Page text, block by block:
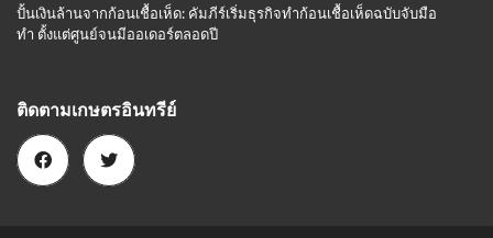
ปั้นเงินล้านจากก้อนเชื้อเห็ด: คัมภีร์เริ่มธุรกิจทำก้อนเชื้อเห็ดฉบับจับมือ
ทำ ตั้งแต่ศูนย์จนมีออเดอร์ตลอดปี
ติดตามเกษตรอินทรีย์